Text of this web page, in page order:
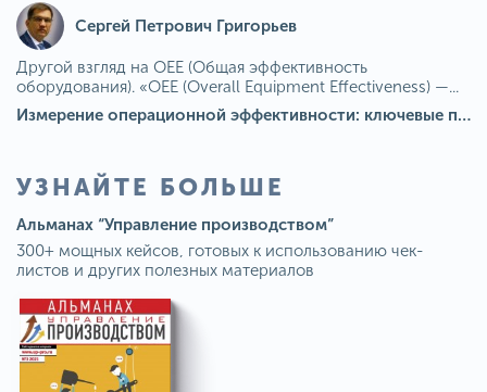
Сергей Петрович Григорьев
Другой взгляд на OEE (Общая эффективность
оборудования). «OEE (Overall Equipment Effectiveness) —...
Измерение операционной эффективности: ключевые показатели для непрерывного совершенствования
УЗНАЙТЕ БОЛЬШЕ
Альманах “Управление производством”
300+ мощных кейсов, готовых к использованию чек-
листов и других полезных материалов